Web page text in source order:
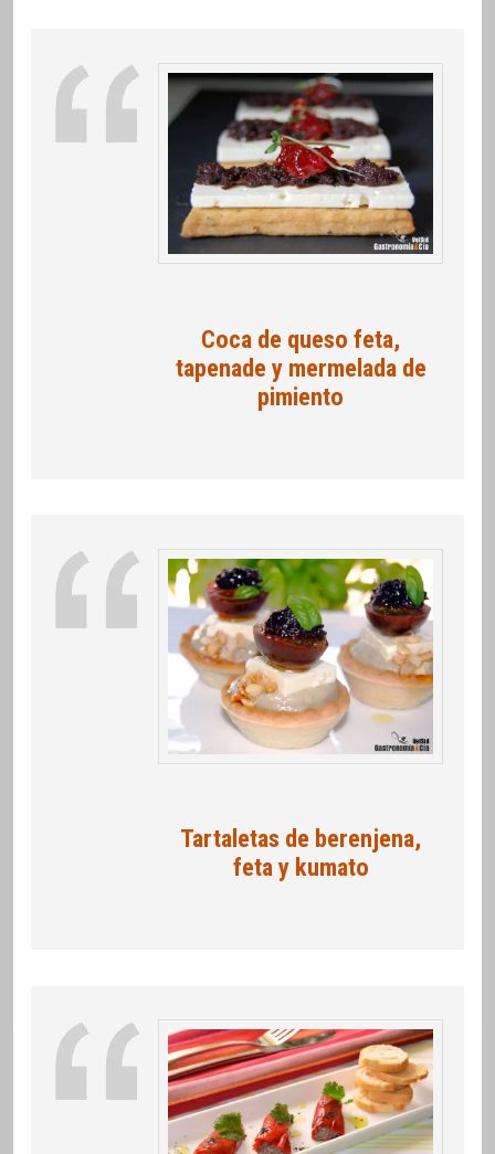
Coca de queso feta,
tapenade y mermelada de
pimiento
Tartaletas de berenjena,
feta y kumato